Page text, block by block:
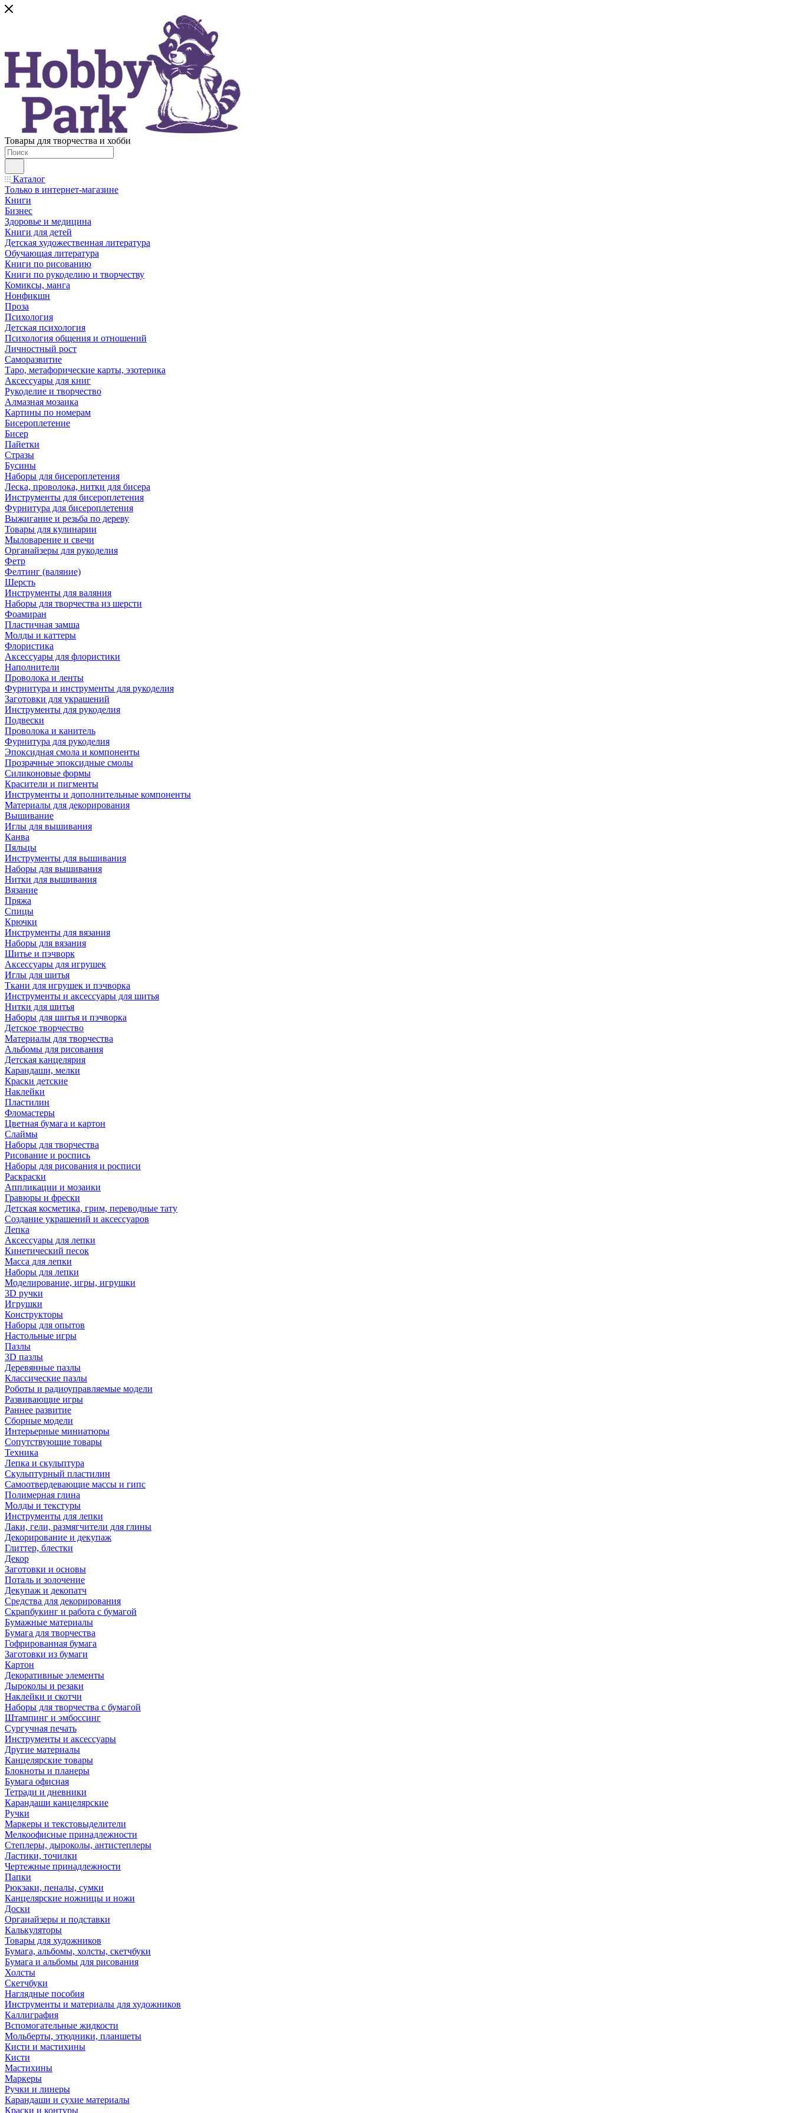
Товары для творчества и хобби
Каталог
Только в интернет-магазине
Книги
Бизнес
Здоровье и медицина
Книги для детей
Детская художественная литература
Обучающая литература
Книги по рисованию
Книги по рукоделию и творчеству
Комиксы, манга
Нонфикшн
Проза
Психология
Детская психология
Психология общения и отношений
Личностный рост
Саморазвитие
Таро, метафорические карты, эзотерика
Аксессуары для книг
Рукоделие и творчество
Алмазная мозаика
Картины по номерам
Бисероплетение
Бисер
Пайетки
Стразы
Бусины
Наборы для бисероплетения
Леска, проволока, нитки для бисера
Инструменты для бисероплетения
Фурнитура для бисероплетения
Выжигание и резьба по дереву
Товары для кулинарии
Мыловарение и свечи
Органайзеры для рукоделия
Фетр
Фелтинг (валяние)
Шерсть
Инструменты для валяния
Наборы для творчества из шерсти
Фоамиран
Пластичная замша
Молды и каттеры
Флористика
Аксессуары для флористики
Наполнители
Проволока и ленты
Фурнитура и инструменты для рукоделия
Заготовки для украшений
Инструменты для рукоделия
Подвески
Проволока и канитель
Фурнитура для рукоделия
Эпоксидная смола и компоненты
Прозрачные эпоксидные смолы
Силиконовые формы
Красители и пигменты
Инструменты и дополнительные компоненты
Материалы для декорирования
Вышивание
Иглы для вышивания
Канва
Пяльцы
Инструменты для вышивания
Наборы для вышивания
Нитки для вышивания
Вязание
Пряжа
Спицы
Крючки
Инструменты для вязания
Наборы для вязания
Шитье и пэчворк
Аксессуары для игрушек
Иглы для шитья
Ткани для игрушек и пэчворка
Инструменты и аксессуары для шитья
Нитки для шитья
Наборы для шитья и пэчворка
Детское творчество
Материалы для творчества
Альбомы для рисования
Детская канцелярия
Карандаши, мелки
Краски детские
Наклейки
Пластилин
Фломастеры
Цветная бумага и картон
Слаймы
Наборы для творчества
Рисование и роспись
Наборы для рисования и росписи
Раскраски
Аппликации и мозаики
Гравюры и фрески
Детская косметика, грим, переводные тату
Создание украшений и аксессуаров
Лепка
Аксессуары для лепки
Кинетический песок
Масса для лепки
Наборы для лепки
Моделирование, игры, игрушки
3D ручки
Игрушки
Конструкторы
Наборы для опытов
Настольные игры
Пазлы
3D пазлы
Деревянные пазлы
Классические пазлы
Роботы и радиоуправляемые модели
Развивающие игры
Раннее развитие
Сборные модели
Интерьерные миниатюры
Сопутствующие товары
Техника
Лепка и скульптура
Скульптурный пластилин
Самоотвердевающие массы и гипс
Полимерная глина
Молды и текстуры
Инструменты для лепки
Лаки, гели, размягчители для глины
Декорирование и декупаж
Глиттер, блестки
Декор
Заготовки и основы
Поталь и золочение
Декупаж и декопатч
Средства для декорирования
Скрапбукинг и работа с бумагой
Бумажные материалы
Бумага для творчества
Гофрированная бумага
Заготовки из бумаги
Картон
Декоративные элементы
Дыроколы и резаки
Наклейки и скотчи
Наборы для творчества с бумагой
Штампинг и эмбоссинг
Сургучная печать
Инструменты и аксессуары
Другие материалы
Канцелярские товары
Блокноты и планеры
Бумага офисная
Тетради и дневники
Карандаши канцелярские
Ручки
Маркеры и текстовыделители
Мелкоофисные принадлежности
Степлеры, дыроколы, антистеплеры
Ластики, точилки
Чертежные принадлежности
Папки
Рюкзаки, пеналы, сумки
Канцелярские ножницы и ножи
Доски
Органайзеры и подставки
Калькуляторы
Товары для художников
Бумага, альбомы, холсты, скетчбуки
Бумага и альбомы для рисования
Холсты
Скетчбуки
Наглядные пособия
Инструменты и материалы для художников
Каллиграфия
Вспомогательные жидкости
Мольберты, этюдники, планшеты
Кисти и мастихины
Кисти
Мастихины
Маркеры
Ручки и линеры
Карандаши и сухие материалы
Краски и контуры